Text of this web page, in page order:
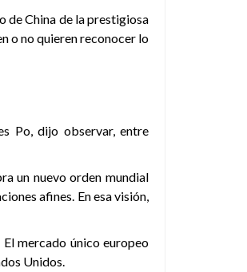
de China de la prestigiosa
o no quieren reconocer lo
Po, dijo observar, entre
un nuevo orden mundial
afines. En esa visión,
mercado único europeo
Unidos.